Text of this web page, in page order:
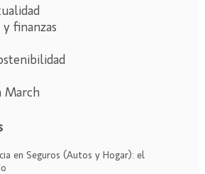
finanzas
March
en Seguros (Autos y Hogar): el